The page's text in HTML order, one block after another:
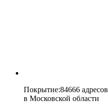
Покрытие:84666 адресов
в Московской области